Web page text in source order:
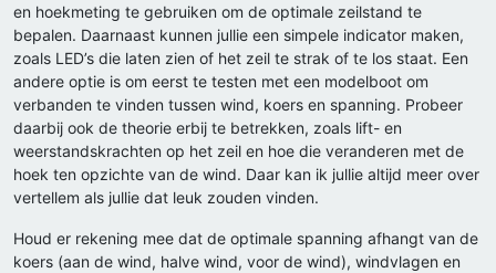
en hoekmeting te gebruiken om de optimale zeilstand te
bepalen. Daarnaast kunnen jullie een simpele indicator maken,
zoals LED’s die laten zien of het zeil te strak of te los staat. Een
andere optie is om eerst te testen met een modelboot om
verbanden te vinden tussen wind, koers en spanning. Probeer
daarbij ook de theorie erbij te betrekken, zoals lift- en
weerstandskrachten op het zeil en hoe die veranderen met de
hoek ten opzichte van de wind. Daar kan ik jullie altijd meer over
vertellem als jullie dat leuk zouden vinden.
Houd er rekening mee dat de optimale spanning afhangt van de
koers (aan de wind, halve wind, voor de wind), windvlagen en